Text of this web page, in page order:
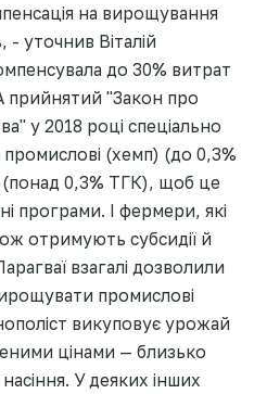
на вирощування
уточнив Віталій
до 30% витрат
"Закон про
у 2018 році спеціально
(хемп) (до 0,3%
(понад 0,3% ТГК), щоб це
програми. І фермери, які
отримують субсидії й
взагалі дозволили
промислові
викуповує урожай
цінами — близько
У деяких інших